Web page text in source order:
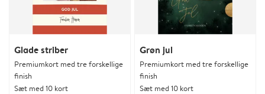
Glade striber
Premiumkort med tre forskellige
finish
Sæt med 10 kort
Grøn jul
Premiumkort med tre forskellige
finish
Sæt med 10 kort